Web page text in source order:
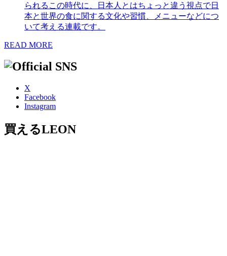
られるこの時代に、日本人とはちょっと違う視点で日
本と世界の食に関する文化や習慣、メニューなどにつ
いて考える連載です。
READ MORE
X
Facebook
Instagram
買えるLEON